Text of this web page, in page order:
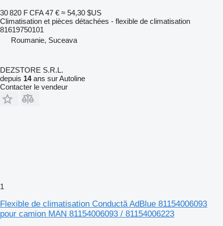
30 820 F CFA 47 € ≈ 54,30 $US
Climatisation et pièces détachées - flexible de climatisation
81619750101
Roumanie, Suceava
DEZSTORE S.R.L.
depuis 14ans sur Autoline
Contacter le vendeur
1
Flexible de climatisation Conductă AdBlue 81154006093
pour camion MAN 81154006093 / 81154006223